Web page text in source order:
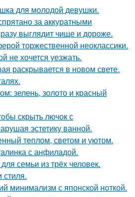
для молодой девушки.
за аккуратными
выглядит чище и дороже.
торжественной неоклассики.
не хочется уезжать.
раскрывается в новом свете.
зелень, золото и красный
скрыть лючок с
эстетику ванной.
теплом, светом и уютом.
с анфиладой.
семьи из трёх человек.
стиля.
минимализм с японской ноткой.